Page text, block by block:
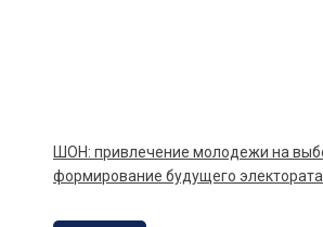
ШОН: привлечение молодежи на выборы –
формирование будущего электората